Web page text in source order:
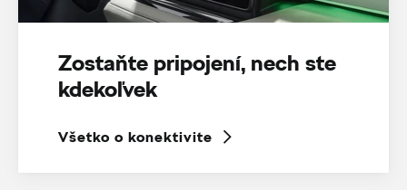
Zostaňte pripojení, nech ste
kdekoľvek
Všetko o konektivite